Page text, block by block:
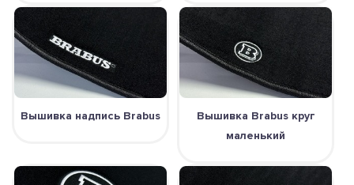
Вышивка надпись Brabus
Вышивка Brabus круг
маленький